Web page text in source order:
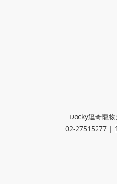
Docky逗奇寵
02-27515277 |